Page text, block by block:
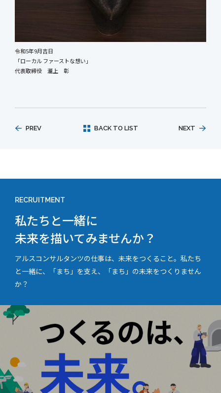
令和5年9月吉日
「ローカル ファーストな想い」
代表取締役 瀧上 彰
PREV BACK TO LIST NEXT
RECRUITMENT
私たちと一緒に
未来を描いてみませんか？
アルスコンサルタンツの仕事は、未来をつくること。私たち
と一緒に、「まち」を支え、「まち」の未来をつくりません
か？